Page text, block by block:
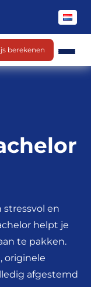
stressvol en
helpt je
te pakken.
originele
afgestemd
berekenen